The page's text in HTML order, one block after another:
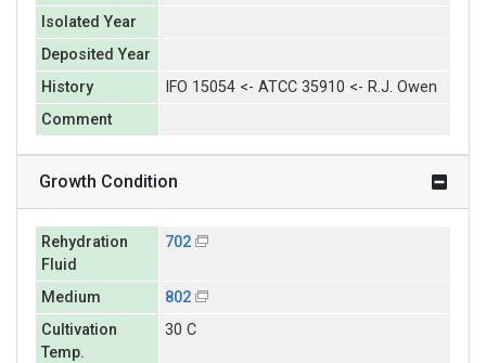
Isolated Year
Deposited Year
History
IFO 15054 <- ATCC 35910 <- R.J. Owen
Comment
Growth Condition
Rehydration
Fluid
702
Medium
802
Cultivation
Temp.
30 C